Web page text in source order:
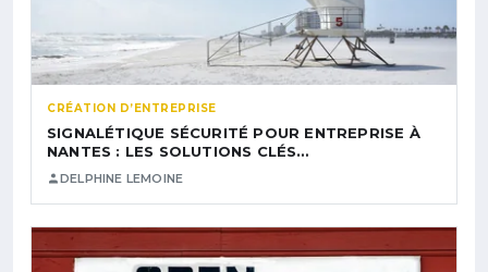
CRÉATION D’ENTREPRISE
SIGNALÉTIQUE SÉCURITÉ POUR ENTREPRISE À
NANTES : LES SOLUTIONS CLÉS…
DELPHINE LEMOINE